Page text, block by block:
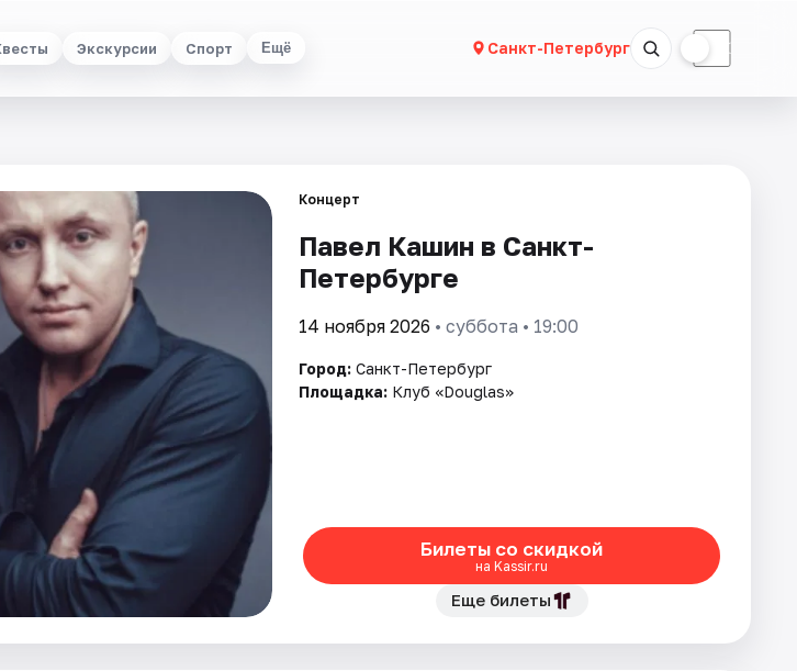
Экскурсии Спорт Ещё Санкт-Петербург ☾
Концерт
Павел Кашин в Санкт-
Петербурге
14 ноября 2026 • суббота • 19:00
Город: Санкт-Петербург
Площадка: Клуб «Douglas»
Билеты со скидкой
на Kassir.ru
Еще билеты